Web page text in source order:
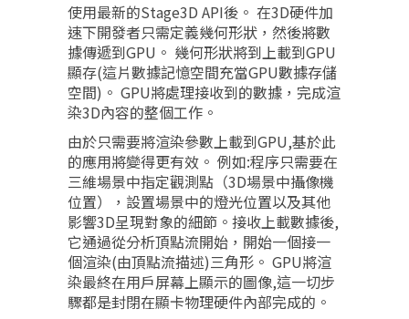
使用最新的Stage3D API後。 在3D硬件加
速下開發者只需定義幾何形狀，然後將數
據傳遞到GPU。 幾何形狀將到上載到GPU
顯存(這片數據記憶空間充當GPU數據存儲
空間)。 GPU將處理接收到的數據，完成渲
染3D內容的整個工作。
由於只需要將渲染參數上載到GPU,基於此
的應用將變得更有效。 例如:程序只需要在
三維場景中指定觀測點（3D場景中攝像機
位置），設置場景中的燈光位置以及其他
影響3D呈現對象的細節。接收上載數據後,
它通過從分析頂點流開始，開始一個接一
個渲染(由頂點流描述)三角形。 GPU將渲
染最終在用戶屏幕上顯示的圖像,這一切步
驟都是封閉在顯卡物理硬件內部完成的。